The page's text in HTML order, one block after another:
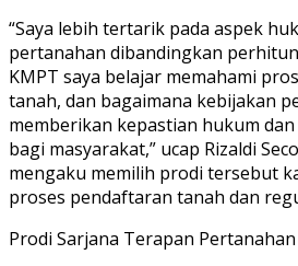
“Saya lebih tertarik pada aspek
pertanahan dibandingkan
KMPT saya belajar memahami
tanah, dan bagaimana kebijakan
memberikan kepastian hukum
bagi masyarakat,” ucap Rizaldi
mengaku memilih prodi tersebut
proses pendaftaran tanah dan
Prodi Sarjana Terapan Pertanahan